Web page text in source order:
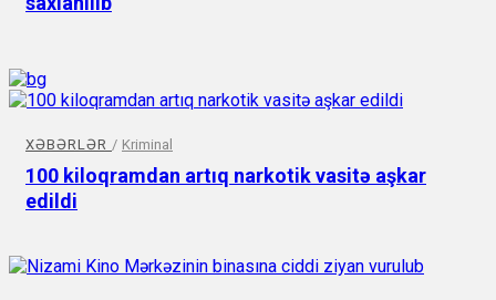
XƏBƏRLƏR / Kriminal
100 kiloqramdan artıq narkotik vasitə aşkar
edildi